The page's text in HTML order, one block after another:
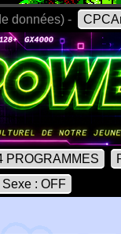
données) -
PROGRAMMES
: OFF